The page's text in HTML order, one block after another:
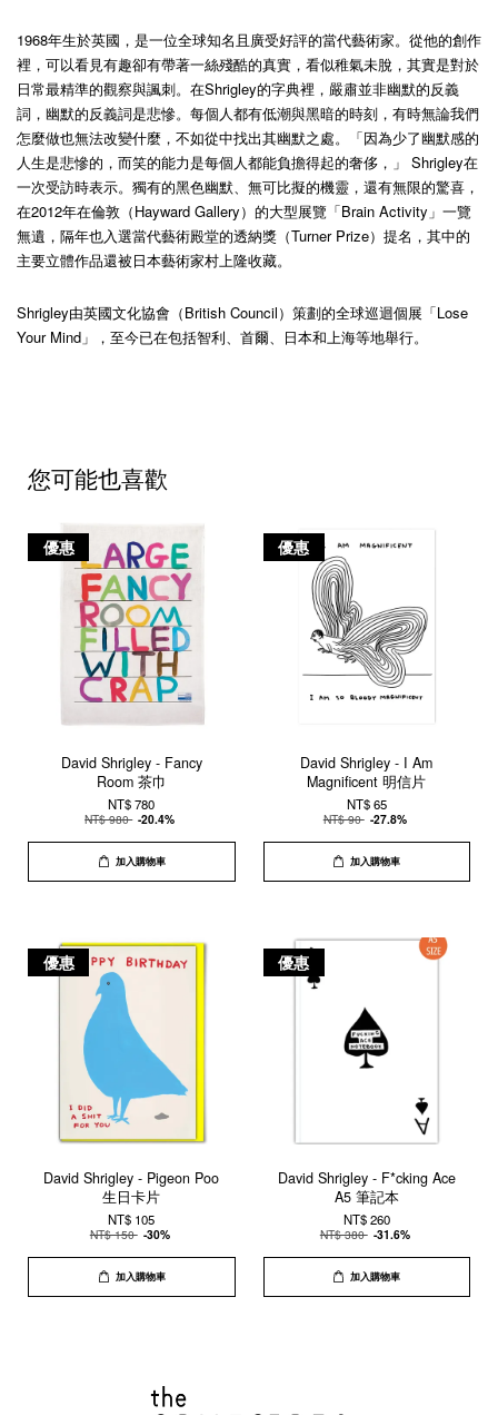
1968年生於英國，是一位全球知名且廣受好評的當代藝術家。從他的創作
裡，可以看見有趣卻有帶著一絲殘酷的真實，看似稚氣未脫，其實是對於
日常最精準的觀察與諷刺。在Shrigley的字典裡，嚴肅並非幽默的反義
詞，幽默的反義詞是悲慘。每個人都有低潮與黑暗的時刻，有時無論我們
怎麼做也無法改變什麼，不如從中找出其幽默之處。「因為少了幽默感的
人生是悲慘的，而笑的能力是每個人都能負擔得起的奢侈，」 Shrigley在
一次受訪時表示。獨有的黑色幽默、無可比擬的機靈，還有無限的驚喜，
在2012年在倫敦（Hayward Gallery）的大型展覽「Brain Activity」一覽
無遺，隔年也入選當代藝術殿堂的透納獎（Turner Prize）提名，其中的
主要立體作品還被日本藝術家村上隆收藏。
Shrigley由英國文化協會（British Council）策劃的全球巡迴個展「Lose
Your Mind」，至今已在包括智利、首爾、日本和上海等地舉行。
您可能也喜歡
優惠
David Shrigley - Fancy
Room 茶巾
NT$ 780
NT$ 980 -20.4%
加入購物車
優惠
David Shrigley - I Am
Magnificent 明信片
NT$ 65
NT$ 90 -27.8%
加入購物車
優惠
David Shrigley - Pigeon Poo
生日卡片
NT$ 105
NT$ 150 -30%
加入購物車
優惠
David Shrigley - F*cking Ace
A5 筆記本
NT$ 260
NT$ 380 -31.6%
加入購物車